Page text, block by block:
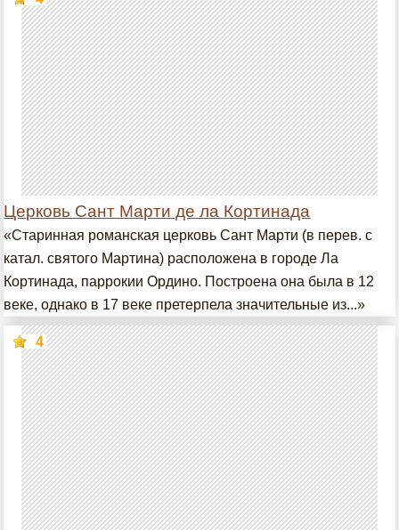
Церковь Сант Марти де ла Кортинада
«Старинная романская церковь Сант Марти (в перев. с
катал. святого Мартина) расположена в городе Ла
Кортинада, паррокии Ордино. Построена она была в 12
веке, однако в 17 веке претерпела значительные из...»
4